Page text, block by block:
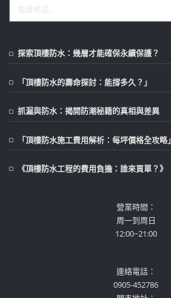
探索頂樓防水：幾層才能確保永續保護？
「頂樓防水的壽命探討：能撐多久？」
抓漏與防水：揭開防潮秘籍的真相與差異
「頂樓防水施工費用解析：每坪價格全攻略」
《頂樓防水工程的費用負擔：誰來買單？》
營業時間：
周一到周日
12:00~21:00
連絡電話：
0905-452786